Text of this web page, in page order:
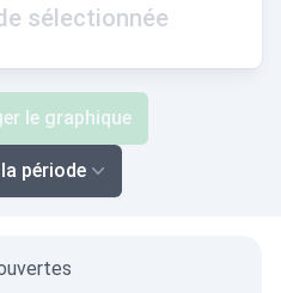
sélectionnée
le graphique
période